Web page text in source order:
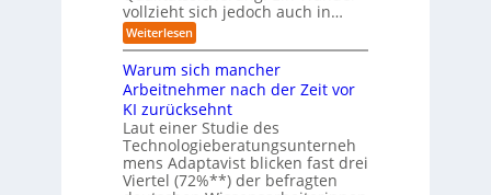
B
l
i
k
a
u
f
K
I
-
A
u
c
h
A
b
l
u
f
e
v
e
vollzieht sich jedoch auch in…
Weiterlesen:
K
I
-
A
s
s
i
s
t
e
Warum sich mancher
Arbeitnehmer nach der Zeit vor
KI zurücksehnt
Laut einer Studie des
Technologieberatungsunterneh
mens Adaptavist blicken fast drei
Viertel (72%**) der befragten